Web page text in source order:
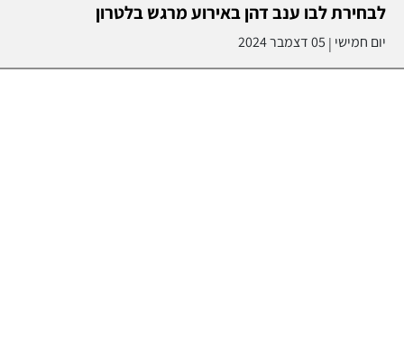
לבחירת לבו ענב דהן באירוע מרגש בלטרון
יום חמישי | 05 דצמבר 2024